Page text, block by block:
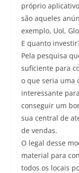
próprio
são aqueles
exemplo, Uol,
E quanto
Pela pesquisa
suficiente para
o que seria uma
interessante
conseguir um
sua central de
de vendas.
O legal desse
material para
todos os locais